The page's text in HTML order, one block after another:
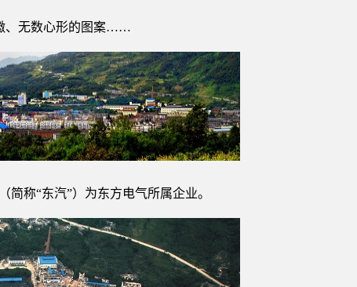
、无数心形的图案……
简称“东汽”）为东方电气所属企业。